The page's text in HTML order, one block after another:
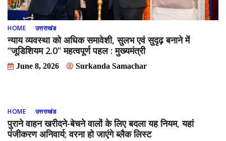
HOME उत्तराखंड
न्याय व्यवस्था को अधिक समावेशी, सुलभ एवं सुदृढ़ बनाने में
“जूडिशियम 2.0” महत्वपूर्ण पहल : मुख्यमंत्री
June 8, 2026 Surkanda Samachar
HOME उत्तराखंड
पुराने वाहन खरीदने-बेचने वालों के लिए बदला यह नियम, यहां
पंजीकरण अनिवार्य; वरना हो जाएंगे ब्‍लैक लिस्‍ट